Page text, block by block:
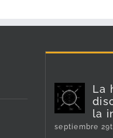
La
la
septiembre